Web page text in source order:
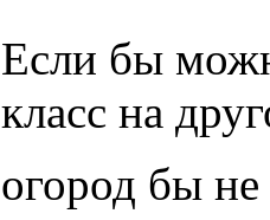
Если бы
класс на
огород бы